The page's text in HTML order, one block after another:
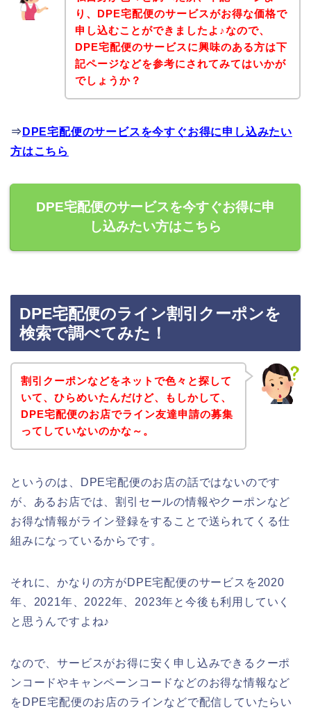
り、DPE宅配便のサービスがお得な価格で
申し込むことができましたよ♪なので、
DPE宅配便のサービスに興味のある方は下
記ページなどを参考にされてみてはいかが
でしょうか？
⇒ DPE宅配便のサービスを今すぐお得に申し込みたい
方はこちら
DPE宅配便のサービスを今すぐお得に申
し込みたい方はこちら
DPE宅配便のライン割引クーポンを
検索で調べてみた！
割引クーポンなどをネットで色々と探して
いて、ひらめいたんだけど、もしかして、
DPE宅配便のお店でライン友達申請の募集
ってしていないのかな～。
というのは、DPE宅配便のお店の話ではないのです
が、あるお店では、割引セールの情報やクーポンなど
お得な情報がライン登録をすることで送られてくる仕
組みになっているからです。
それに、かなりの方がDPE宅配便のサービスを2020
年、2021年、2022年、2023年と今後も利用していく
と思うんですよね♪
なので、サービスがお得に安く申し込みできるクーポ
ンコードやキャンペーンコードなどのお得な情報など
をDPE宅配便のお店のラインなどで配信していたらい